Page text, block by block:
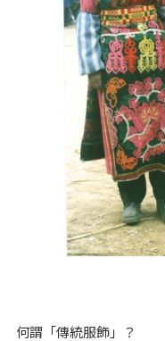
何謂「傳統服飾」？